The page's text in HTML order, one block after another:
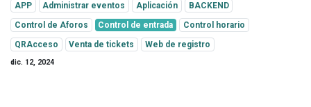
APP Administrar eventos Aplicación
BACKEND
Control de Aforos
Control de entrada
Control horario
QRAcceso
Venta de tickets Web de registro
dic. 12, 2024